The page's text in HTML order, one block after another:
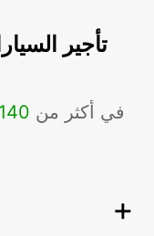
تأجير
موقعًا لشركة Europcar في أكثر من 140